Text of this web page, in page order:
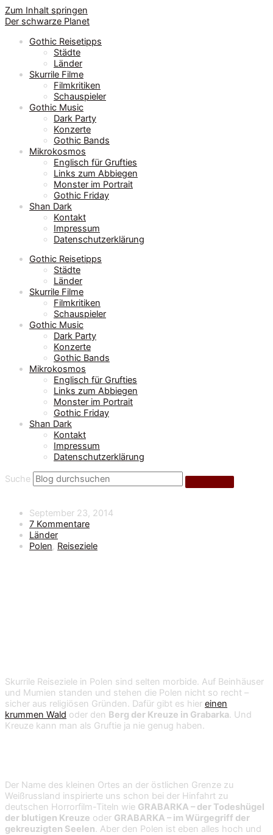
Zum Inhalt springen
Der schwarze Planet
Gothic Reisetipps
Städte
Länder
Skurrile Filme
Filmkritiken
Schauspieler
Gothic Music
Dark Party
Konzerte
Gothic Bands
Mikrokosmos
Englisch für Grufties
Links zum Abbiegen
Monster im Portrait
Gothic Friday
Shan Dark
Kontakt
Impressum
Datenschutzerklärung
Gothic Reisetipps
Städte
Länder
Skurrile Filme
Filmkritiken
Schauspieler
Gothic Music
Dark Party
Konzerte
Gothic Bands
Mikrokosmos
Englisch für Grufties
Links zum Abbiegen
Monster im Portrait
Gothic Friday
Shan Dark
Kontakt
Impressum
Datenschutzerklärung
Suche
September 23, 2014
7 Kommentare
Länder
Polen, Reiseziele
Skurrile Reiseziele in Polen sind selten morbide. Auf Beinhäuser
und Mumien standen und stehen die Polen nicht so recht –
sicher aus religiösen Gründen. Dafür gibt es hier einen
krummen Wald oder den Berg der Kreuze in Grabarka. Und
Kreuze kann man als Gruftie ja nie genug haben.
Der Name des kleinen Ortes an der östlichen Grenze zu
Weißrussland inspirierte uns schon bei der Hinfahrt zu
deutschen Horrorfilm-Titeln wie GRABARKA – der Todeshügel
der blutigen Kreuze oder GRABARKA – im Würgegriff der
gekreuzigten Seelen. Aber den Polen ist eben alles hoch und